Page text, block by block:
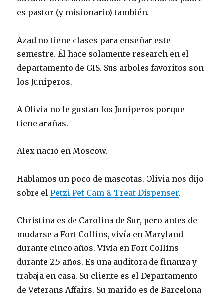
es pastor (y misionario) también.
Azad no tiene clases para enseñar este
semestre. Él hace solamente research en el
departamento de GIS. Sus arboles favoritos son
los Juniperos.
A Olivia no le gustan los Juniperos porque
tiene arañas.
Alex nació en Moscow.
Hablamos un poco de mascotas. Olivia nos dijo
sobre elPetzi Pet Cam & Treat Dispenser.
Christina es de Carolina de Sur, pero antes de
mudarse a Fort Collins, vivía en Maryland
durante cinco años. Vivía en Fort Collins
durante 2.5 años. Es una auditora de finanza y
trabaja en casa. Su cliente es el Departamento
de Veterans Affairs. Su marido es de Barcelona